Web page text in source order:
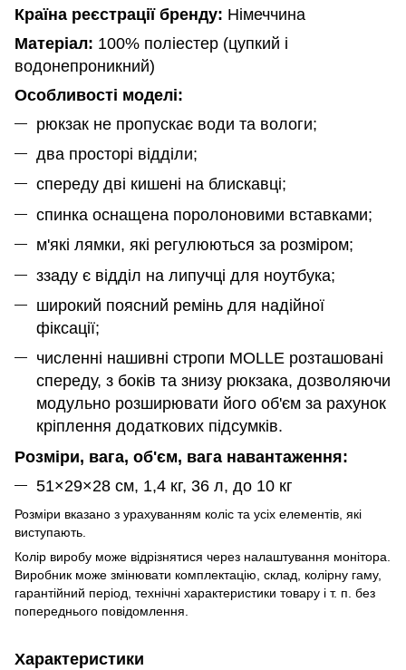
Країна реєстрації бренду: Німеччина
Матеріал: 100% поліестер (цупкий і
водонепроникний)
Особливості моделі:
рюкзак не пропускає води та вологи;
два просторі відділи;
спереду дві кишені на блискавці;
спинка оснащена поролоновими вставками;
м'які лямки, які регулюються за розміром;
ззаду є відділ на липучці для ноутбука;
широкий поясний ремінь для надійної
фіксації;
численні нашивні стропи MOLLE розташовані
спереду, з боків та знизу рюкзака, дозволяючи
модульно розширювати його об'єм за рахунок
кріплення додаткових підсумків.
Розміри, вага, об'єм, вага навантаження:
51×29×28 см, 1,4 кг, 36 л, до 10 кг
Розміри вказано з урахуванням коліс та усіх елементів, які
виступають.
Колір виробу може відрізнятися через налаштування монітора.
Виробник може змінювати комплектацію, склад, колірну гаму,
гарантійний період, технічні характеристики товару і т. п. без
попереднього повідомлення.
Характеристики